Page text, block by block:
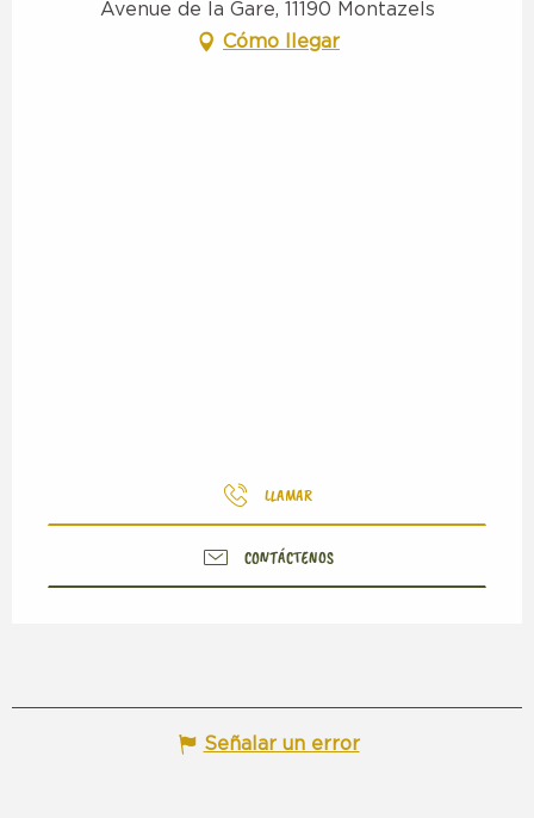
Avenue de la Gare, 11190 Montazels
Cómo llegar
LLAMAR
CONTÁCTENOS
Señalar un error